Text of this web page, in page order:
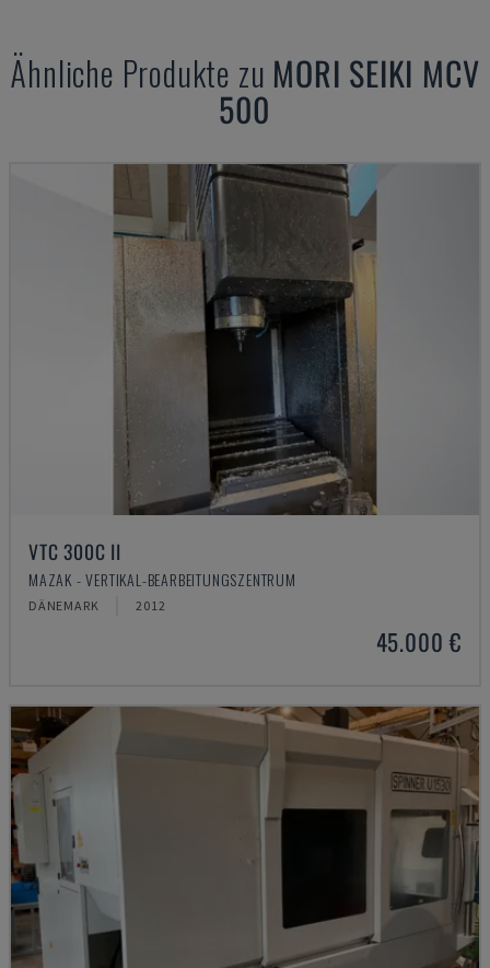
Ähnliche Produkte zu MORI SEIKI MCV
500
VTC 300C II
MAZAK - VERTIKAL-BEARBEITUNGSZENTRUM
DÄNEMARK 2012
45.000 €